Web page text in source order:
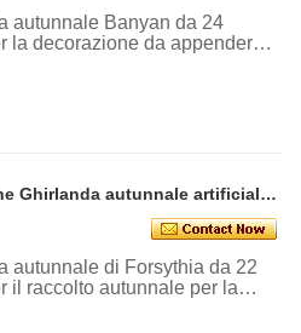
autunnale Banyan da 24
la decorazione da appendere
Senmasine Ghirlanda autunnale artificiale di forsizia da 22 pollici per parete porta d'ingresso appesa decorativa per raccolto autunnale
autunnale di Forsythia da 22
il raccolto autunnale per la